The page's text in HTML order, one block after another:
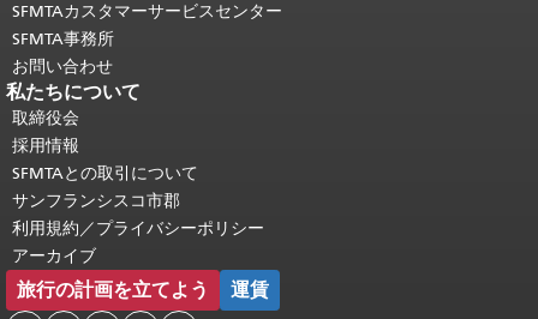
SFMTAカスタマーサービスセンター
SFMTA事務所
お問い合わせ
私たちについて
取締役会
採用情報
SFMTAとの取引について
サンフランシスコ市郡
利用規約／プライバシーポリシー
アーカイブ
旅行の計画を立てよう 運賃